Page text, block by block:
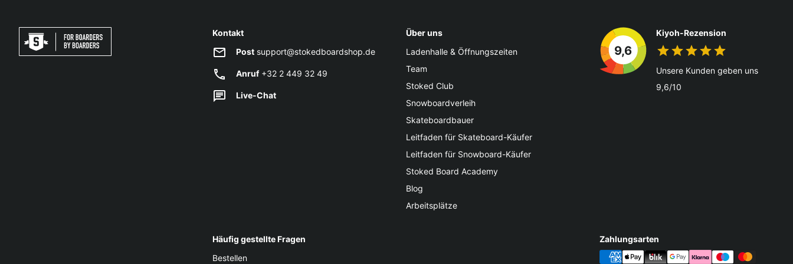
Häufig gestellte Fragen
Bestellen
Über uns
Ladenhalle & Öffnungszeiten
Team
Stoked Club
Snowboardverleih
Skateboardbauer
Leitfaden für Skateboard-Käufer
Leitfaden für Snowboard-Käufer
Stoked Board Academy
Blog
Arbeitsplätze
Kontakt
Post support@stokedboardshop.de
Anruf+32 2 449 32 49
Live-Chat
9,6
Kiyoh-Rezension
Unsere Kunden geben uns
9,6/10
Zahlungsarten